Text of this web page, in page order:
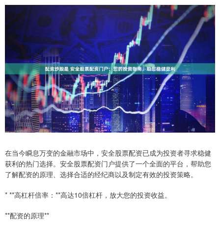
在当今瞬息万变的金融市场中，安全股票配资已成为投资者寻求稳健
获利的热门选择。安全股票配资门户提供了一个全面的平台，帮助您
了解配资的原理、选择合适的经纪商以及制定有效的投资策略。
* **高杠杆倍率：**高达10倍杠杆，放大您的投资收益。
**配资的原理**